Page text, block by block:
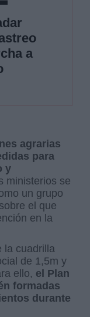
a
agrarias
para
y
ministerios se
un grupo
el que
en la
la cuadrilla
de 1,5m y
ello, el Plan
formadas
durante